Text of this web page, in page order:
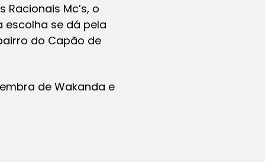
Mc’s, o
escolha se dá pela
do Capão de
de Wakanda e